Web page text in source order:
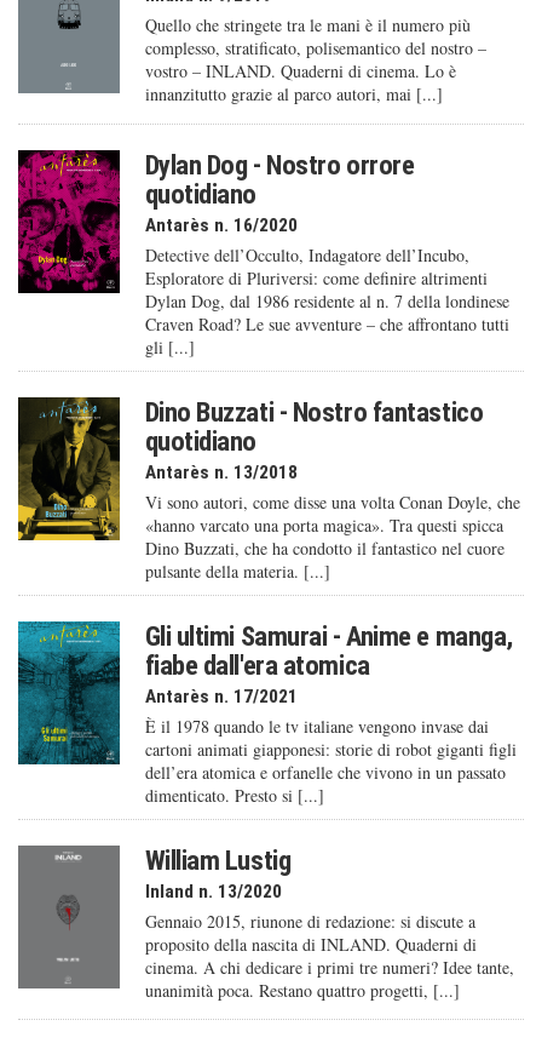
Quello che stringete tra le mani è il numero più
complesso, stratificato, polisemantico del nostro –
vostro – INLAND. Quaderni di cinema. Lo è
innanzitutto grazie al parco autori, mai [...]
Dylan Dog - Nostro orrore
quotidiano
Antarès n. 16/2020
Detective dell’Occulto, Indagatore dell’Incubo,
Esploratore di Pluriversi: come definire altrimenti
Dylan Dog, dal 1986 residente al n. 7 della londinese
Craven Road? Le sue avventure – che affrontano tutti
gli [...]
Dino Buzzati - Nostro fantastico
quotidiano
Antarès n. 13/2018
Vi sono autori, come disse una volta Conan Doyle, che
«hanno varcato una porta magica». Tra questi spicca
Dino Buzzati, che ha condotto il fantastico nel cuore
pulsante della materia. [...]
Gli ultimi Samurai - Anime e manga,
fiabe dall'era atomica
Antarès n. 17/2021
È il 1978 quando le tv italiane vengono invase dai
cartoni animati giapponesi: storie di robot giganti figli
dell’era atomica e orfanelle che vivono in un passato
dimenticato. Presto si [...]
William Lustig
Inland n. 13/2020
Gennaio 2015, riunone di redazione: si discute a
proposito della nascita di INLAND. Quaderni di
cinema. A chi dedicare i primi tre numeri? Idee tante,
unanimità poca. Restano quattro progetti, [...]